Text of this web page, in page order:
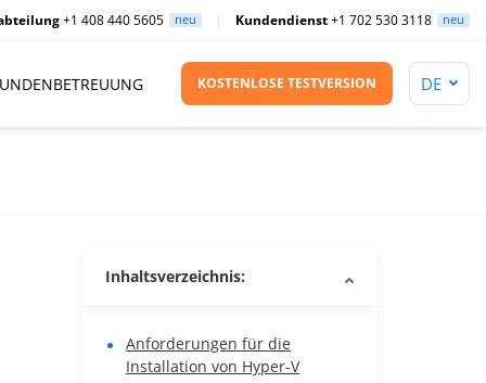
+1 408 440 5605 neu Kundendienst+1 702 530 3118 neu
KOSTENLOSE TESTVERSION
Inhaltsverzeichnis:
Anforderungen für die
Installation von Hyper-V